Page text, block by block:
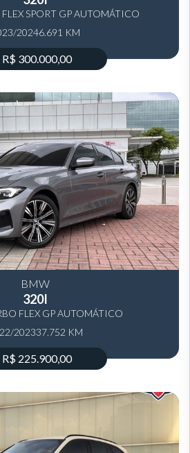
SPORT GP AUTOMÁTICO
20246.691 KM
R$ 300.000,00
BMW
320I
FLEX GP AUTOMÁTICO
202337.752 KM
R$ 225.900,00